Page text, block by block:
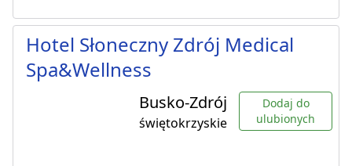
Hotel Słoneczny Zdrój Medical
Spa&Wellness
Busko-Zdrój
świętokrzyskie
Dodaj do
ulubionych